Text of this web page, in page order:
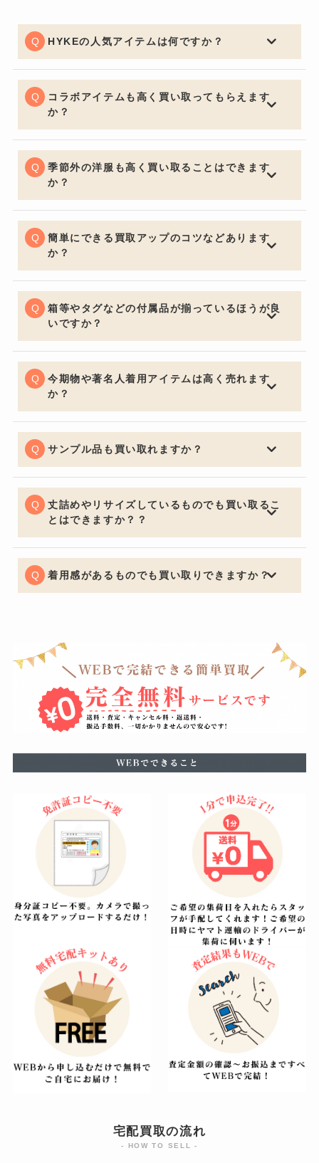
HYKEの人気アイテムは何ですか？
高いです。PERTEX素材のアイテムやトレンチコート、
メルトンコート、デニムジャケットなどは需要が高く高
価買取が期待できます。
コラボアイテムも高く買い取ってもらえます
か？
FACE、PORTER、adidas、JULIUS TART OPTICAL
などは人気が高くまたBIOTOPをはじめとしたセレクト
ショップ別注アイテムも高価買取が期待できます。
季節外の洋服も高く買い取ることはできます
か？
となる場合がございますが、BETTER CALL BROSKIで
は季節問わず精一杯の価格でお買取りさせていただきま
簡単にできる買取アップのコツなどあります
か？
いくら流行の品やブランド品であっても、汚れていると
査定額は下がってしまいます。見た目はとても大切なポ
イントです。
箱等やタグなどの付属品が揃っているほうが良
いですか？
ッグの場合は保管用の布袋など付属品があると信頼性も
上がり査定額アップの重要ポイントになります。
今期物や著名人着用アイテムは高く売れます
か？
セールになっていたりすると査定額にも響くため売却を
ご検討の際は購入してからなるべく早く売るのをオスス
難になり需要が高く買い取り価格も高くなります。
サンプル品も買い取れますか？
安くなってしまいますがサンプルか関係なしにデザイン
で中古市場は値段が決まるためサンプル品でも全く問題
ございません。
丈詰めやリサイズしているものでも買い取るこ
とはできますか？？
どの丈詰めやリサイズがある場合はお買取りできないケ
ースもございますので予めご了承くださいませ。
着用感があるものでも買い取りできますか？
に留めることができるように努めています。
宅配買取の流れ
- HOW TO SELL -